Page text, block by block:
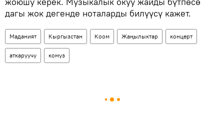
дагы жок дегенде ноталарды билүүсү кажет.
Маданият Кыргызстан Коом Жаңылыктар концерт
аткаруучу комуз